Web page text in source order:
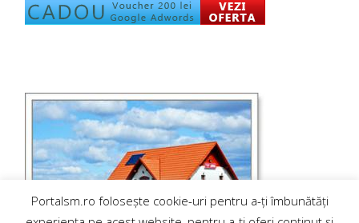
Portalsm.ro folosește cookie-uri pentru a-ți îmbunătăți